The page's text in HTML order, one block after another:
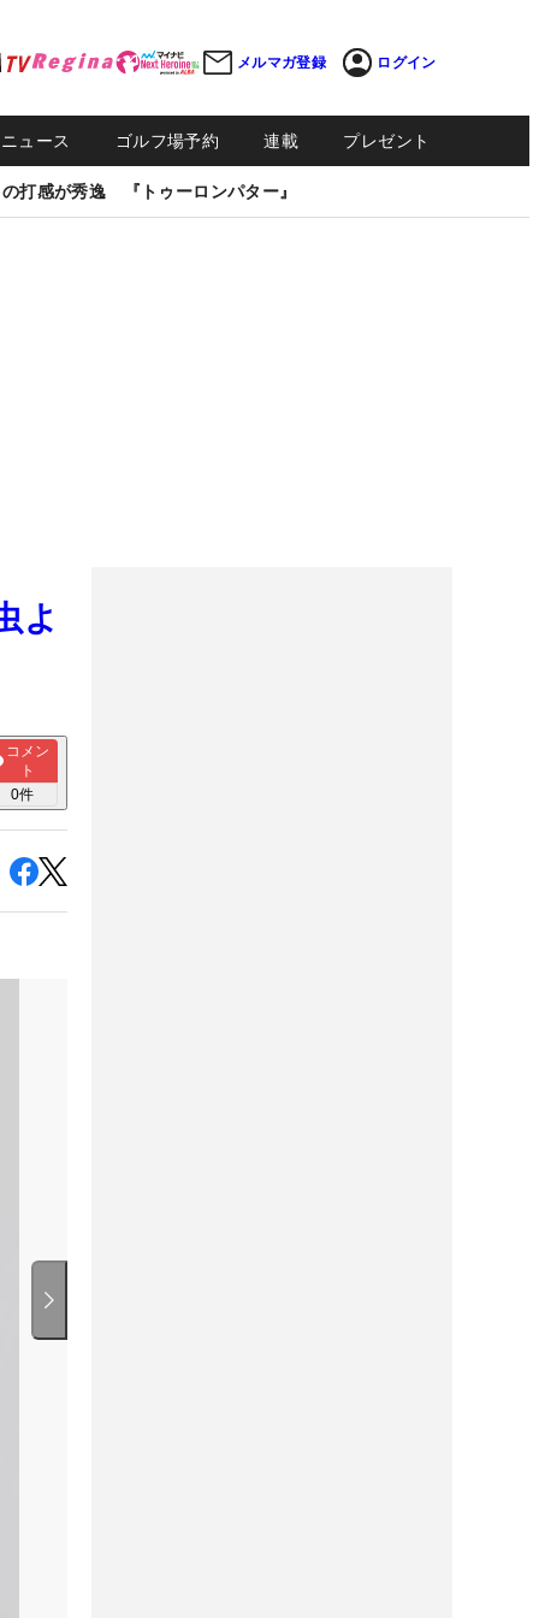
メルマガ登録 ログイン
ュース ゴルフ場予約 連載 プレゼント
打感が秀逸 『トゥーロンパター』
よ
コメン
ト
0件